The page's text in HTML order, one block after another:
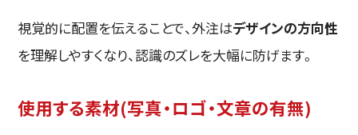
視覚的に配置を伝えることで、外注はデザインの方向性
を理解しやすくなり、認識のズレを大幅に防げます。
使用する素材(写真・ロゴ・文章の有無)